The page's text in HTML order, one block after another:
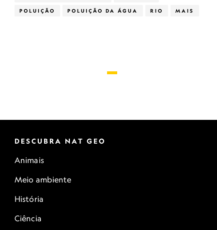
POLUIÇÃO POLUIÇÃO DA ÁGUA RIO MAIS
DESCUBRA NAT GEO
Animais
Meio ambiente
História
Ciência